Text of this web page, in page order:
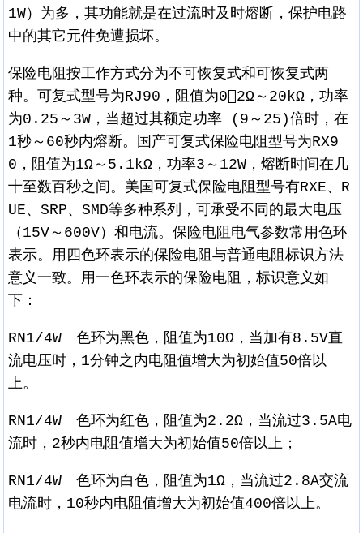
1W）为多，其功能就是在过流时及时熔断，保护电路
中的其它元件免遭损坏。
保险电阻按工作方式分为不可恢复式和可恢复式两
种。可复式型号为RJ90，阻值为02Ω～20kΩ，功率
为0.25～3W，当超过其额定功率 (9～25)倍时，在
1秒～60秒内熔断。国产可复式保险电阻型号为RX9
0，阻值为1Ω～5.1kΩ，功率3～12W，熔断时间在几
十至数百秒之间。美国可复式保险电阻型号有RXE、R
UE、SRP、SMD等多种系列，可承受不同的最大电压
（15V～600V）和电流。保险电阻电气参数常用色环
表示。用四色环表示的保险电阻与普通电阻标识方法
意义一致。用一色环表示的保险电阻，标识意义如
下：
RN1/4W 色环为黑色，阻值为10Ω，当加有8.5V直
流电压时，1分钟之内电阻值增大为初始值50倍以
上。
RN1/4W 色环为红色，阻值为2.2Ω，当流过3.5A电
流时，2秒内电阻值增大为初始值50倍以上；
RN1/4W 色环为白色，阻值为1Ω，当流过2.8A交流
电流时，10秒内电阻值增大为初始值400倍以上。